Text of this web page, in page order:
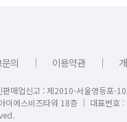
의 ｜ 이용약관 ｜
매업신고 : 제2010-서울영등포-
이에스비즈타워 18층 │ 대표번호